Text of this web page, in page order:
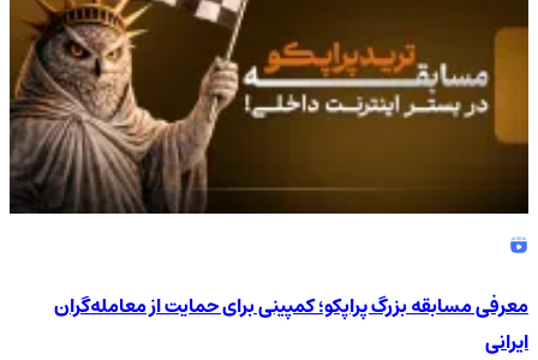
معرفی مسابقه بزرگ پراپکو؛ کمپینی برای حمایت از معامله‌گران
ایرانی